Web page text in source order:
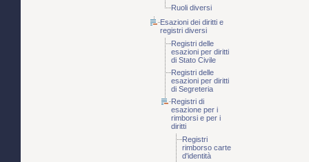
Ruoli diversi
Esazioni dei diritti e
registri diversi
Registri delle
esazioni per diritti
di Stato Civile
Registri delle
esazioni per diritti
di Segreteria
Registri di
esazione per i
rimborsi e per i
diritti
Registri
rimborso carte
d'identità